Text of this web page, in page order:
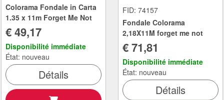
Colorama Fondale in Carta
1.35 x 11m Forget Me Not
€ 49,17
Disponibilité immédiate
État: nouveau
Détails
FID: 74157
Fondale Colorama
2,18X11M forget me not
€ 71,81
Disponibilité immédiate
État: nouveau
Détails